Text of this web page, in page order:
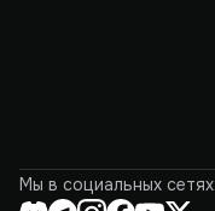
Мы в социальных сетях